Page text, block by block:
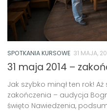
SPOTKANIA KURSOWE 31 MAJA,
31 maja 2014 –
Jak szybko minął ten rok!
zakończenia – audycja
święto Nawiedzenia,